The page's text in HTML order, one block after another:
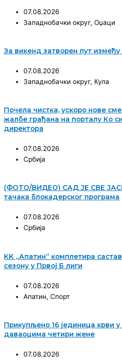
07.08.2026
Западнобачки округ, Оџаци
За викенд затворен пут
07.08.2026
Западнобачки округ, Кула
Почела чистка, ускоро нове
жалбе грађана на порталу Ко
директора
07.08.2026
Србија
(ФОТО/ВИДЕО) САД ЈЕ СВЕ
тачака блокадерског програма
07.08.2026
Србија
KK „Апатин“ комплетира
сезону у Првој Б лиги
07.08.2026
Апатин, Спорт
Прикупљено 16 јединица крви
даваоцима четири жене
07.08.2026